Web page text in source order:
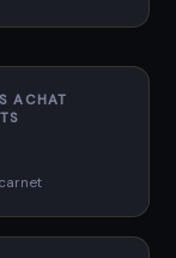
ACHAT